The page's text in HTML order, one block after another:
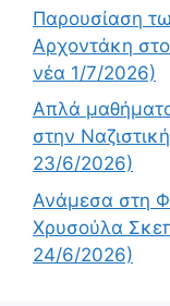
Παρουσίαση
Αρχοντάκη στο
νέα 1/7/2026)
Απλά
στην
23/6/2026)
Ανάμεσα στη
Χρυσούλα
24/6/2026)